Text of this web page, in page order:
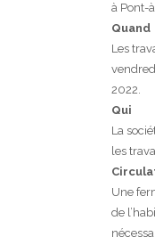
à Pont-
Quand
Les
2022.
Qui
La
les
Une
de